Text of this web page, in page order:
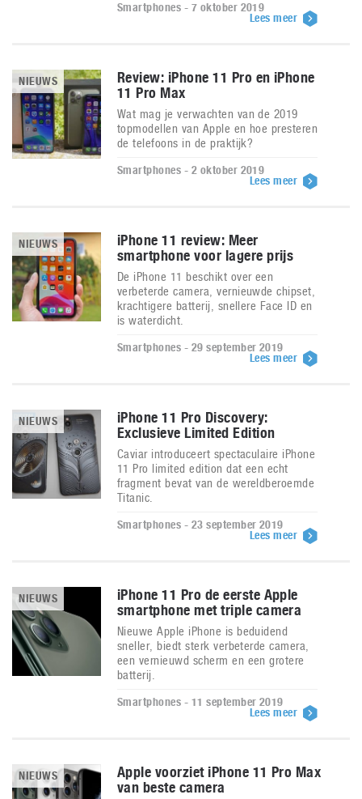
Smartphones - 7 oktober 2019
Lees meer
NIEUWS
Review: iPhone 11 Pro en iPhone
11 Pro Max
Wat mag je verwachten van de 2019
topmodellen van Apple en hoe presteren
de telefoons in de praktijk?
Smartphones - 2 oktober 2019
Lees meer
NIEUWS
iPhone 11 review: Meer
smartphone voor lagere prijs
De iPhone 11 beschikt over een
verbeterde camera, vernieuwde chipset,
krachtigere batterij, snellere Face ID en
is waterdicht.
Smartphones - 29 september 2019
Lees meer
NIEUWS
iPhone 11 Pro Discovery:
Exclusieve Limited Edition
Caviar introduceert spectaculaire iPhone
11 Pro limited edition dat een echt
fragment bevat van de wereldberoemde
Titanic.
Smartphones - 23 september 2019
Lees meer
NIEUWS
iPhone 11 Pro de eerste Apple
smartphone met triple camera
Nieuwe Apple iPhone is beduidend
sneller, biedt sterk verbeterde camera,
een vernieuwd scherm en een grotere
batterij.
Smartphones - 11 september 2019
Lees meer
NIEUWS
Apple voorziet iPhone 11 Pro Max
van beste camera